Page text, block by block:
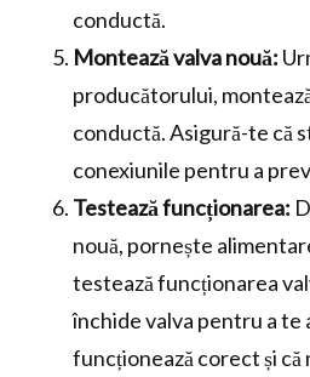
conductă.
Montează valva nouă:
producătorului,
conductă. Asigură-te că
conexiunile pentru a
Testează funcționarea:
nouă, pornește
testează funcționarea
închide valva pentru a te
funcționează corect și că